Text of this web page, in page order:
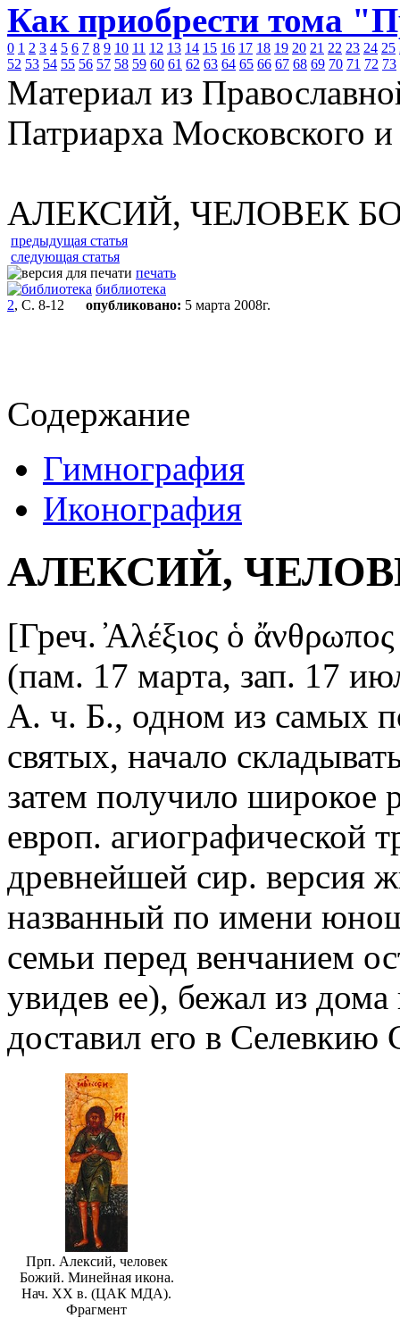
Как приобрести тома
0 1 2 3 4 5 6 7 8 9 10 11 12 13 14 15 16 17 18 19 20 21 22 23 24 25
52 53 54 55 56 57 58 59 60 61 62 63 64 65 66 67 68 69 70 71 72 73
Материал из
Патриарха Московского
АЛЕКСИЙ, ЧЕЛОВЕК
предыдущая статья
следующая статья
печать
библиотека
2, С. 8-12 опубликовано: 5 марта 2008г.
Содержание
Гимнография
Иконография
АЛЕКСИЙ,
[Греч. ̓Αλέξιος ὁ
(пам. 17 марта, зап. 17
А. ч. Б., одном из самых
святых, начало
затем получило широкое
европ. агиографической
древнейшей сир. версия
названный по имени
семьи перед венчанием
увидев ее), бежал из
доставил его в
Прп. Алексий, человек
Божий. Минейная икона.
Нач. XX в. (ЦАК МДА).
Фрагмент